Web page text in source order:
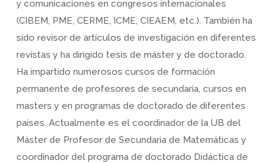
y comunicaciones en congresos internacionales
(CIBEM, PME, CERME, ICME, CIEAEM, etc.). También ha
sido revisor de artículos de investigación en diferentes
revistas y ha dirigido tesis de máster y de doctorado.
Ha impartido numerosos cursos de formación
permanente de profesores de secundaria, cursos en
masters y en programas de doctorado de diferentes
países. Actualmente es el coordinador de la UB del
Máster de Profesor de Secundaria de Matemáticas y
coordinador del programa de doctorado Didáctica de